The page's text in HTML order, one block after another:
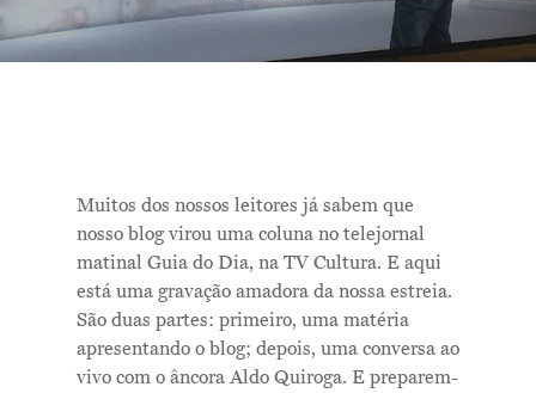
Muitos dos nossos leitores já sabem que
nosso blog virou uma coluna no telejornal
matinal Guia do Dia, na TV Cultura. E aqui
está uma gravação amadora da nossa estreia.
São duas partes: primeiro, uma matéria
apresentando o blog; depois, uma conversa ao
vivo com o âncora Aldo Quiroga. E preparem-